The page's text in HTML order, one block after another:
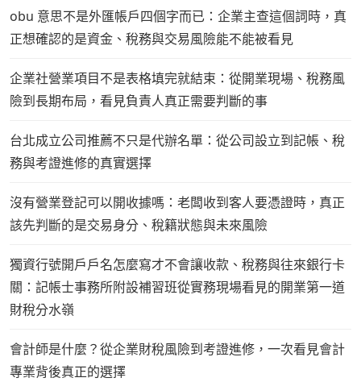
obu 意思不是外匯帳戶四個字而已：企業主查這個詞時，真
正想確認的是資金、稅務與交易風險能不能被看見
企業社營業項目不是表格填完就結束：從開業現場、稅務風
險到長期布局，看見負責人真正需要判斷的事
台北成立公司推薦不只是代辦名單：從公司設立到記帳、稅
務與考證進修的真實選擇
沒有營業登記可以開收據嗎：老闆收到客人要憑證時，真正
該先判斷的是交易身分、稅籍狀態與未來風險
獨資行號開戶戶名怎麼寫才不會讓收款、稅務與往來銀行卡
關：記帳士事務所附設補習班從實務現場看見的開業第一道
財稅分水嶺
會計師是什麼？從企業財稅風險到考證進修，一次看見會計
專業背後真正的選擇